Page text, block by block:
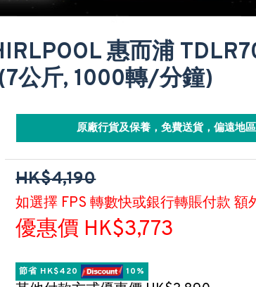
惠而浦
公斤, 1000轉/分鐘)
原廠行貨及保養，免費送貨，偏遠地
HK$4,190
如選擇 FPS 轉數快或銀行轉賬付款 額
優惠價 HK$3,773
節省 HK$420 10%